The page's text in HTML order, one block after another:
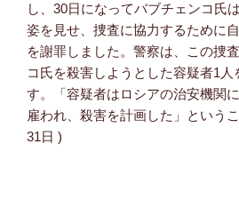
し、30日になってバブチェンコ氏
姿を見せ、捜査に協力するために
を謝罪しました。警察は、この捜
コ氏を殺害しようとした容疑者1人
す。「容疑者はロシアの治安機関
雇われ、殺害を計画した」という
31日 )